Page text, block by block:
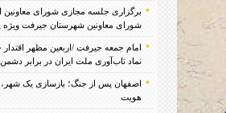
برگزاری جلسه مجازی شورای معاونین
شورای معاونین شهرستان جیرفت ویژه
امام جمعه جیرفت /اربعین مظهر
نماد تاب‌آوری ملت ایران در برابر
اصفهان پس از جنگ؛ بازسازی یک شهر،
هویت